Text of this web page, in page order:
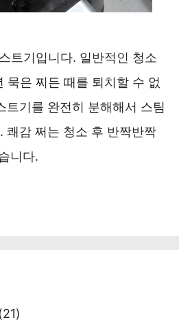
트기입니다. 일반적인 청소
묵은 찌든 때를 퇴치할 수 없
트기를 완전히 분해해서 스팀
쾌감 쩌는 청소 후 반짝반짝
니다.
(21)